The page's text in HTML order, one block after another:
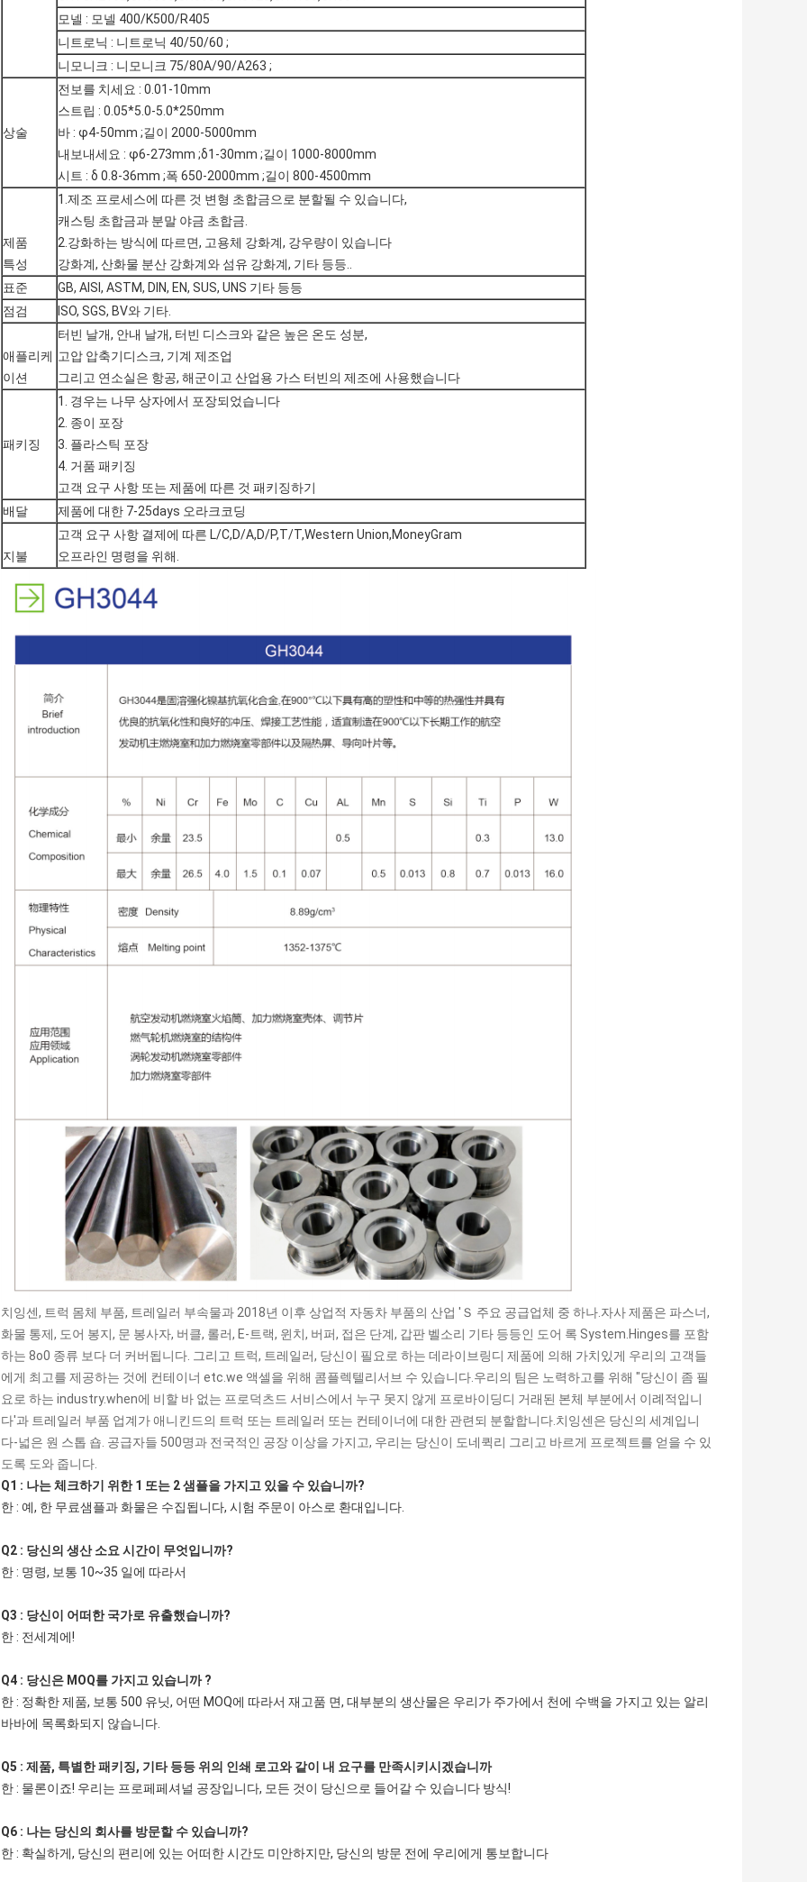
모넬 : 모넬 400/K500/R405
니트로닉 : 니트로닉 40/50/60 ;
니모니크 : 니모니크 75/80A/90/A263 ;
상술
전보를 치세요 : 0.01-10mm
스트립 : 0.05*5.0-5.0*250mm
바 : φ4-50mm ;길이 2000-5000mm
내보내세요 : φ6-273mm ;δ1-30mm ;길이 1000-8000mm
시트 : δ 0.8-36mm ;폭 650-2000mm ;길이 800-4500mm
제품
특성
1.제조 프로세스에 따른 것 변형 초합금으로 분할될 수 있습니다,
캐스팅 초합금과 분말 야금 초합금.
2.강화하는 방식에 따르면, 고용체 강화계, 강우량이 있습니다
강화계, 산화물 분산 강화계와 섬유 강화계, 기타 등등..
표준
GB, AISI, ASTM, DIN, EN, SUS, UNS 기타 등등
점검
ISO, SGS, BV와 기타.
애플리케
이션
터빈 날개, 안내 날개, 터빈 디스크와 같은 높은 온도 성분,
고압 압축기디스크, 기계 제조업
그리고 연소실은 항공, 해군이고 산업용 가스 터빈의 제조에 사용했습니다
패키징
1. 경우는 나무 상자에서 포장되었습니다
2. 종이 포장
3. 플라스틱 포장
4. 거품 패키징
고객 요구 사항 또는 제품에 따른 것 패키징하기
배달
제품에 대한 7-25days 오라크코딩
지불
고객 요구 사항 결제에 따른 L/C,D/A,D/P,T/T,Western Union,MoneyGram
오프라인 명령을 위해.
치잉센, 트럭 몸체 부품, 트레일러 부속물과 2018년 이후 상업적 자동차 부품의 산업 'Ｓ 주요 공급업체 중 하나.자사 제품은 파스너,
화물 통제, 도어 봉지, 문 봉사자, 버클, 롤러, E-트랙, 윈치, 버퍼, 접은 단계, 갑판 벨소리 기타 등등인 도어 록 System.Hinges를 포함
하는 8o0 종류 보다 더 커버됩니다. 그리고 트럭, 트레일러, 당신이 필요로 하는 데라이브링디 제품에 의해 가치있게 우리의 고객들
에게 최고를 제공하는 것에 컨테이너 etc.we 액셀을 위해 콤플렉텔리서브 수 있습니다.우리의 팀은 노력하고를 위해 "당신이 좀 필
요로 하는 industry.when에 비할 바 없는 프로덕츠드 서비스에서 누구 못지 않게 프로바이딩디 거래된 본체 부분에서 이례적입니
다'과 트레일러 부품 업계가 애니킨드의 트럭 또는 트레일러 또는 컨테이너에 대한 관련되 분할합니다.치잉센은 당신의 세계입니
다-넓은 원 스톱 숍. 공급자들 500명과 전국적인 공장 이상을 가지고, 우리는 당신이 도네퀵리 그리고 바르게 프로젝트를 얻을 수 있
도록 도와 줍니다.
Q1 : 나는 체크하기 위한 1 또는 2 샘플을 가지고 있을 수 있습니까?
한 : 예, 한 무료샘플과 화물은 수집됩니다, 시험 주문이 아스로 환대입니다.
Q2 : 당신의 생산 소요 시간이 무엇입니까?
한 : 명령, 보통 10~35 일에 따라서
Q3 : 당신이 어떠한 국가로 유출했습니까?
한 : 전세계에!
Q4 : 당신은 MOQ를 가지고 있습니까 ?
한 : 정확한 제품, 보통 500 유닛, 어떤 MOQ에 따라서 재고품 면, 대부분의 생산물은 우리가 주가에서 천에 수백을 가지고 있는 알리
바바에 목록화되지 않습니다.
Q5 : 제품, 특별한 패키징, 기타 등등 위의 인쇄 로고와 같이 내 요구를 만족시키시겠습니까
한 : 물론이죠! 우리는 프로페페셔널 공장입니다, 모든 것이 당신으로 들어갈 수 있습니다 방식!
Q6 : 나는 당신의 회사를 방문할 수 있습니까?
한 : 확실하게, 당신의 편리에 있는 어떠한 시간도 미안하지만, 당신의 방문 전에 우리에게 통보합니다